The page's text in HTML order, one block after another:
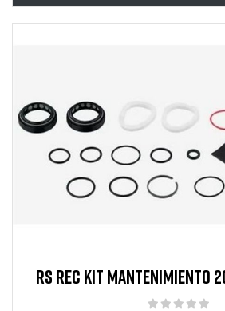
RS REC KIT MANTENIMIENTO
DEBONAIR